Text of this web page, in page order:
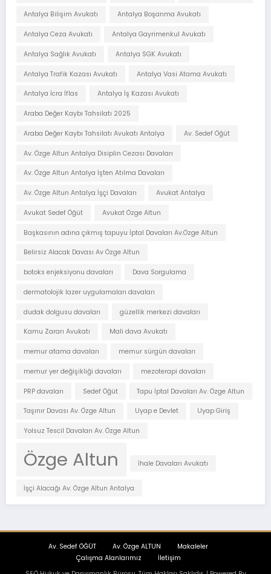
Antalya Bilişim Avukatı Antalya Boşanma Avukatı
Antalya Ceza Avukatı Antalya Gayrimenkul Avukatı
Antalya Sağlık Avukatı Antalya SGK Avukatı
Antalya Trafik Kazası Avukatı Antalya Vasi Atama Avukatı
Antalya İcra İflas Antalya İş Kazası Avukatı
Araba Değer Kaybı Tahsilatı 2025
Araba Değer Kaybı Tahsilatı Avukatı Antalya Av. Sedef Öğüt
Av. Özge Altun Antalya Disiplin Cezası Davaları
Av. Özge Altun Antalya İşten Atılma Davaları
Av. Özge Altun Antalya İşçi Davaları Avukat Antalya
Avukat Sedef Öğüt Avukat Özge Altun
Başkasının adına çıkmış tapuyu İptal Davaları Av.Özge Altun
Belirsiz Alacak Davası Av Özge Altun
botoks enjeksiyonu davaları Dava Sorgulama
dermatolojik lazer uygulamaları davaları
dudak dolgusu davaları güzellik merkezi davaları
Kamu Zararı Avukatı Mali dava Avukatı
memur atama davaları memur sürgün davaları
memur yer değişikliği davaları mezoterapi davaları
PRP davaları Sedef Öğüt Tapu İptal Davaları Av. Özge Altun
Taşınır Davası Av. Özge Altun Uyap e Devlet Uyap Giriş
Yolsuz Tescil Davaları Av. Özge Altun
Özge Altun İhale Davaları Avukatı
İşçi Alacağı Av. Özge Altun Antalya
Av. Sedef ÖĞÜT Av. Özge ALTUN
Makaleler
Çalışma Alanlarımız
İletişim